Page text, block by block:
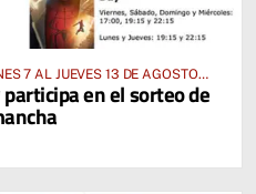
7 AL JUEVES 13 DE AGOSTO
en el sorteo de